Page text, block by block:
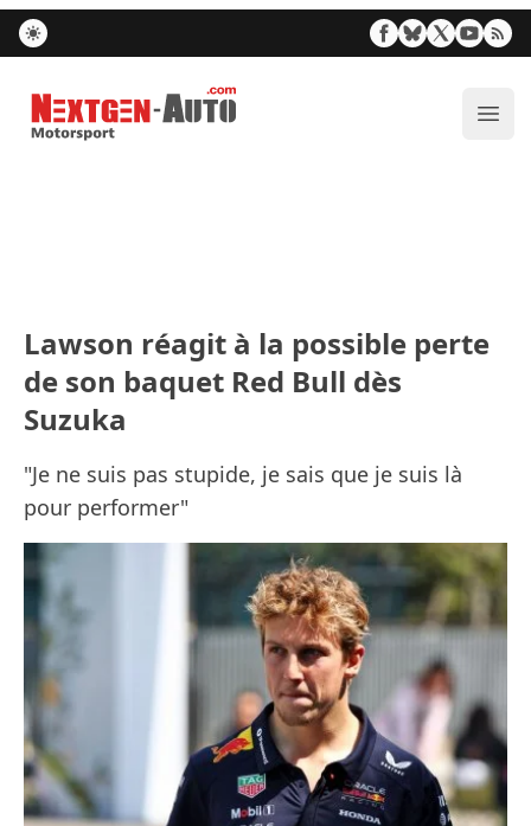
Nextgen-Auto.com
Lawson réagit à la possible perte
de son baquet Red Bull dès
Suzuka
"Je ne suis pas stupide, je sais que je suis là
pour performer"